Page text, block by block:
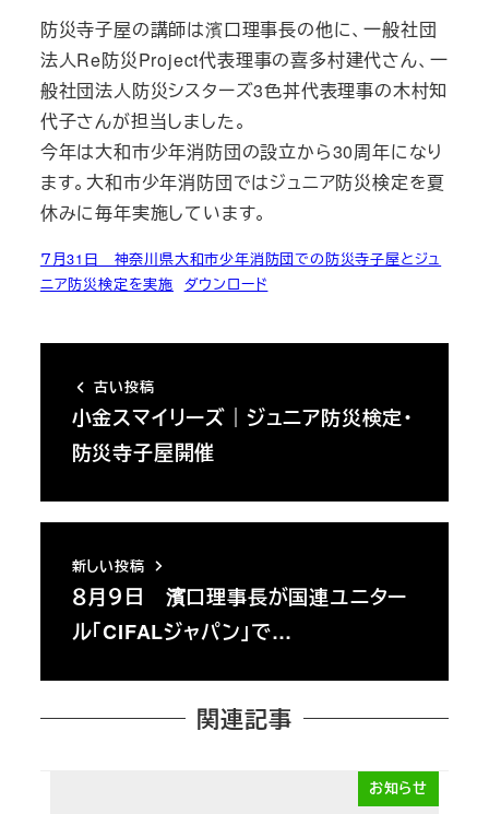
防災寺子屋の講師は濱口理事長の他に、一般社団
法人Re防災Project代表理事の喜多村建代さん、一
般社団法人防災シスターズ3色丼代表理事の木村知
代子さんが担当しました。
今年は大和市少年消防団の設立から30周年になり
ます。大和市少年消防団ではジュニア防災検定を夏
休みに毎年実施しています。
７月31日 神奈川県大和市少年消防団での防災寺子屋とジュ
ニア防災検定を実施 ダウンロード
古い投稿
小金スマイリーズ｜ジュニア防災検定・
防災寺子屋開催
新しい投稿
８月９日 濱口理事長が国連ユニター
ル「CIFALジャパン」で…
関連記事
お知らせ